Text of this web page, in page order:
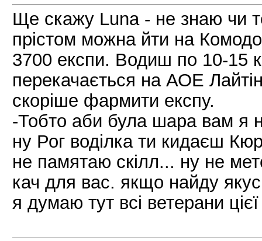
Ще скажу Luna - не знаю чи
прістом можна йти на Комодо
3700 експи. Водиш по 10-15
перекачається на АОЕ
скоріше фармити експу.
-Тобто аби була шара вам я
ну Рог воділка ти кидаєш
не памятаю скілл... ну не
кач для вас. якщо найду
я думаю тут всі ветерани